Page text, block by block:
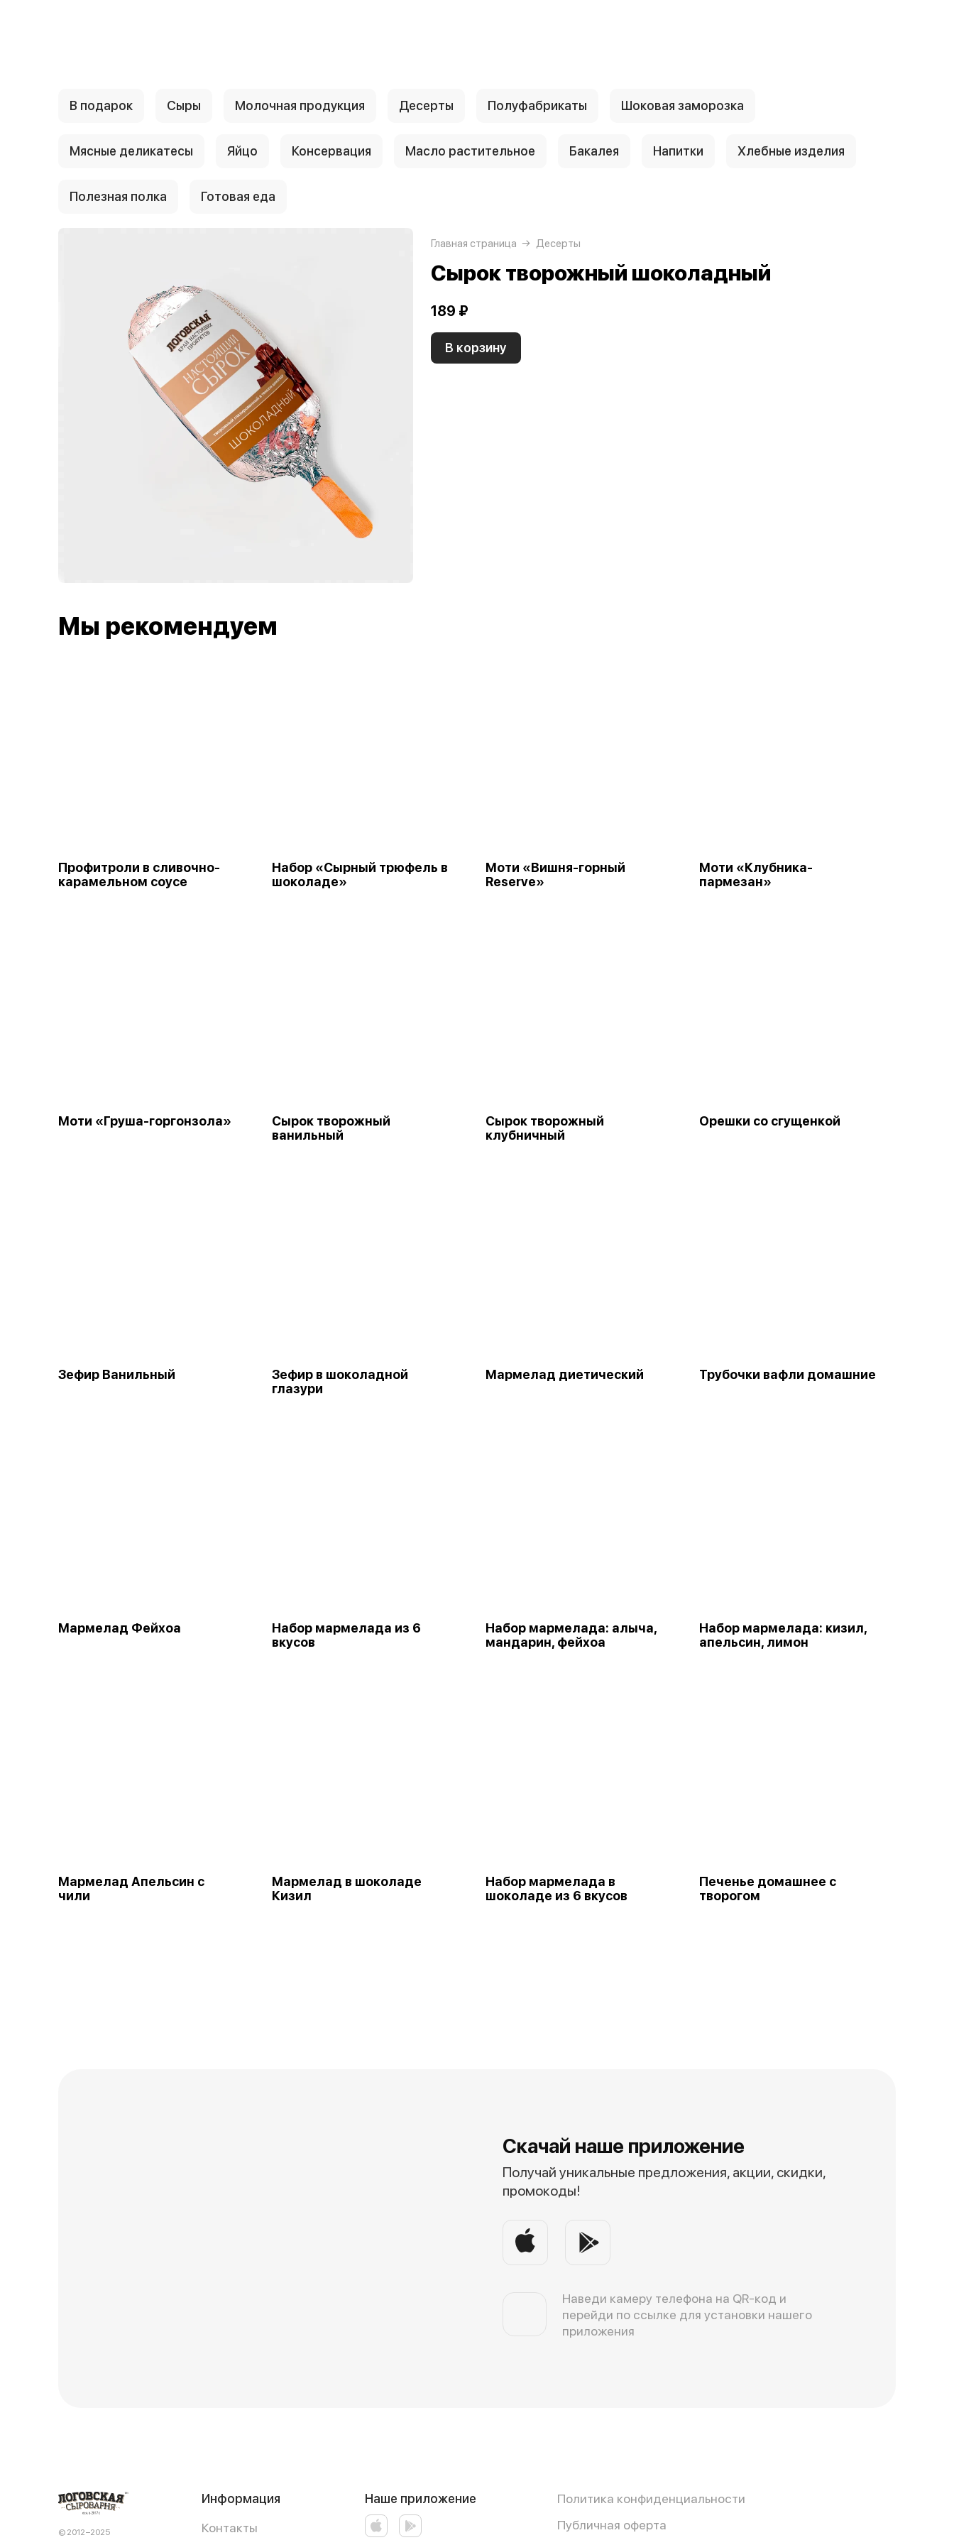
В подарок Сыры Молочная продукция Десерты Полуфабрикаты Шоковая заморозка
Мясные деликатесы Яйцо Консервация Масло растительное Бакалея Напитки Хлебные изделия
Полезная полка Готовая еда
Главная страница Десерты
Сырок творожный шоколадный
189 ₽
В корзину
Мы рекомендуем
Профитроли в сливочно-
карамельном соусе
Набор «Сырный трюфель в
шоколаде»
Моти «Вишня-горный
Reserve»
Моти «Клубника-
пармезан»
Моти «Груша-горгонзола»
Сырок творожный
ванильный
Сырок творожный
клубничный
Орешки со сгущенкой
Зефир Ванильный
Зефир в шоколадной
глазури
Мармелад диетический Трубочки вафли домашние
Мармелад Фейхоа
Набор мармелада из 6
вкусов
Набор мармелада: алыча,
мандарин, фейхоа
Набор мармелада: кизил,
апельсин, лимон
Мармелад Апельсин с
чили
Мармелад в шоколаде
Кизил
Набор мармелада в
шоколаде из 6 вкусов
Печенье домашнее с
творогом
Скачай наше приложение
Получай уникальные предложения, акции, скидки,
промокоды!
Наведи камеру телефона на QR-код и
перейди по ссылке для установки нашего
приложения
© 2012−2025
Информация
Контакты
Наше приложение
Политика конфиденциальности
Публичная оферта